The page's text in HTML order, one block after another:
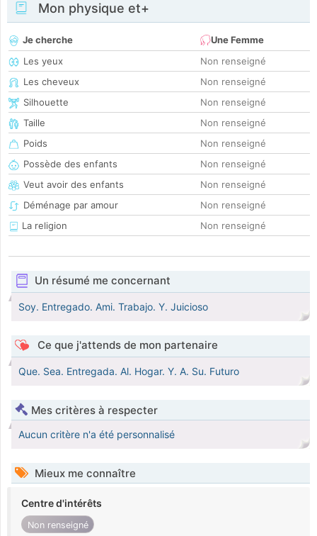
Mon physique et+
Je cherche
Une Femme
Les yeux
Non renseigné
Les cheveux
Non renseigné
Silhouette
Non renseigné
Taille
Non renseigné
Poids
Non renseigné
Possède des enfants
Non renseigné
Veut avoir des enfants
Non renseigné
Déménage par amour
Non renseigné
La religion
Non renseigné
Un résumé me concernant
Soy. Entregado. Ami. Trabajo. Y. Juicioso
Ce que j'attends de mon partenaire
Que. Sea. Entregada. Al. Hogar. Y. A. Su. Futuro
Mes critères à respecter
Aucun critère n'a été personnalisé
Mieux me connaître
Centre d'intérêts
Non renseigné